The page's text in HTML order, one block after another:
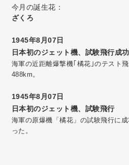
今月の誕生花：
ざくろ
1945年8月07日
日本初のジェット機、試験飛行成功
海軍の近距離爆撃機｢橘花｣のテスト
488km。
1945年8月07日
日本初のジェット機、試験飛行
海軍の原爆機「橘花」の試験飛行に
った。